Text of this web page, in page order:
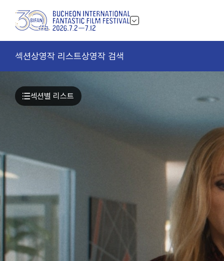
섹션상영작 리스트상영작 검색
섹션별 리스트